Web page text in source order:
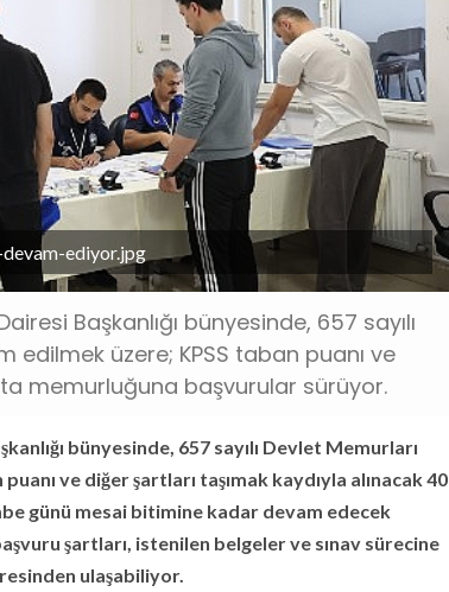
ediyor.jpg
Başkanlığı bünyesinde, 657 sayılı
edilmek üzere; KPSS taban puanı ve
memurluğuna başvurular sürüyor.
bünyesinde, 657 sayılı Devlet Memurları
ve diğer şartları taşımak kaydıyla alınacak 40
günü mesai bitimine kadar devam edecek
şartları, istenilen belgeler ve sınav sürecine
ulaşabiliyor.